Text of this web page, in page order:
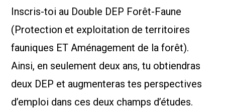
Inscris-toi au Double DEP Forêt-Faune
(Protection et exploitation de territoires
fauniques ET Aménagement de la forêt).
Ainsi, en seulement deux ans, tu obtiendras
deux DEP et augmenteras tes perspectives
d’emploi dans ces deux champs d’études.